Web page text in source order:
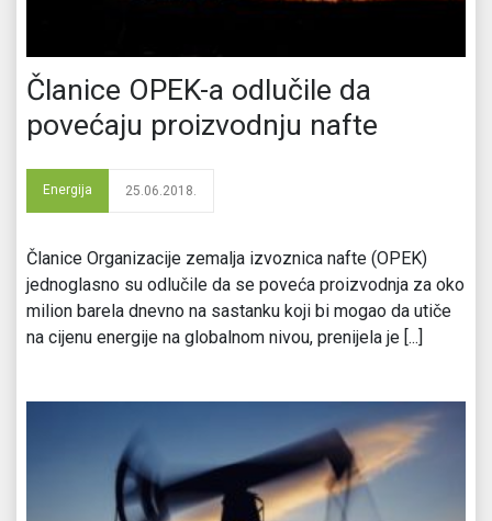
Članice OPEK-a odlučile da
povećaju proizvodnju nafte
Energija 25.06.2018.
Članice Organizacije zemalja izvoznica nafte (OPEK)
jednoglasno su odlučile da se poveća proizvodnja za oko
milion barela dnevno na sastanku koji bi mogao da utiče
na cijenu energije na globalnom nivou, prenijela je [...]